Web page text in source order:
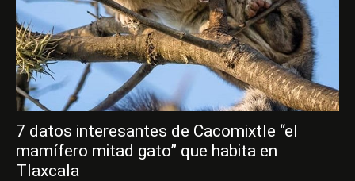
7 datos interesantes de Cacomixtle “el
mamífero mitad gato” que habita en
Tlaxcala